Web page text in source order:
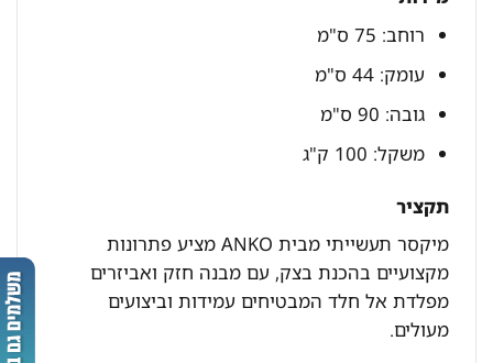
רוחב: 75 ס"מ
עומק: 44 ס"מ
גובה: 90 ס"מ
משקל: 100 ק"ג
תקציר
מיקסר תעשייתי מבית ANKO מציע פתרונות
מקצועיים בהכנת בצק, עם מבנה חזק ואביזרים
מפלדת אל חלד המבטיחים עמידות וביצועים
מעולים.